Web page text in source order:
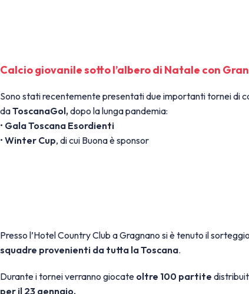
Calcio giovanile sotto l’albero di Natale con
Sono stati recentemente presentati due importanti tornei di
daToscanaGol, dopo la lunga pandemia:
• Gala Toscana Esordienti
• Winter Cup, di cui Buona è sponsor
Presso l’Hotel Country Club a Gragnano si è tenuto il
squadre provenienti da tutta la Toscana.
Durante i tornei verranno giocate oltre 100 partite
per il 23 gennaio.